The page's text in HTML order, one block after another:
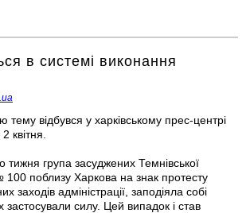
в системі виконання
тему відбувся у харківському прес-центрі
квітня.
тижня група засуджених Темнівської
100 поблизу Харкова на знак протесту
заходів адміністрації, заподіяла собі
застосували силу. Цей випадок і став